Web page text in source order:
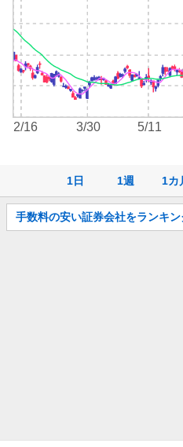
1日 1週 1カ
2/16 3/30 5/11
お
知
手数料の安い証券会社をランキ